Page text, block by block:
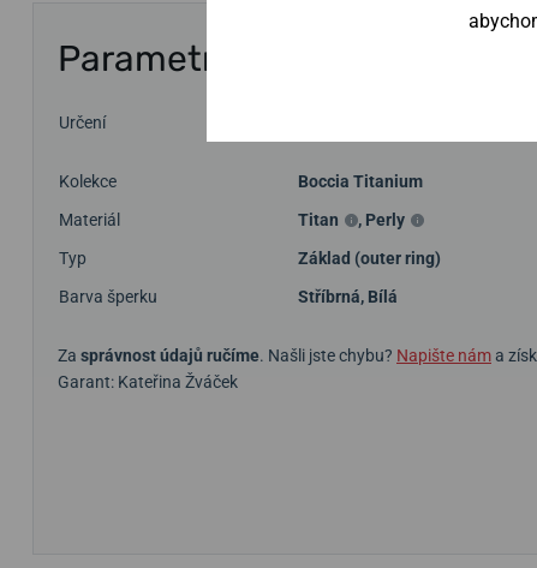
Parametry
Určení
Kolekce
Boccia Titanium
Materiál
Titan , Perly
Typ
Základ (outer ring)
Barva šperku
Stříbrná, Bílá
Za správnost údajů ručíme. Našli jste chybu? Napište náma
Garant: Kateřina Žváček